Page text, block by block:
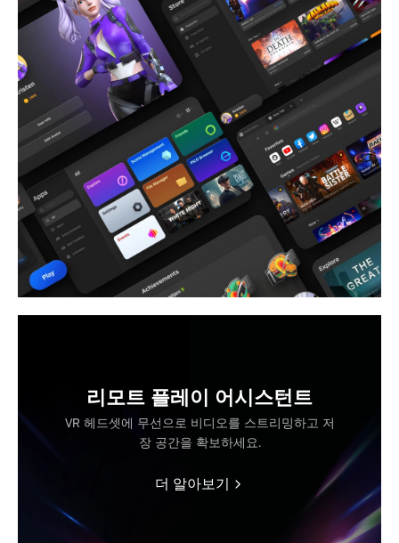
리모트 플레이 어시스턴트
VR 헤드셋에 무선으로 비디오를 스트리밍하고 저
장 공간을 확보하세요.
더 알아보기